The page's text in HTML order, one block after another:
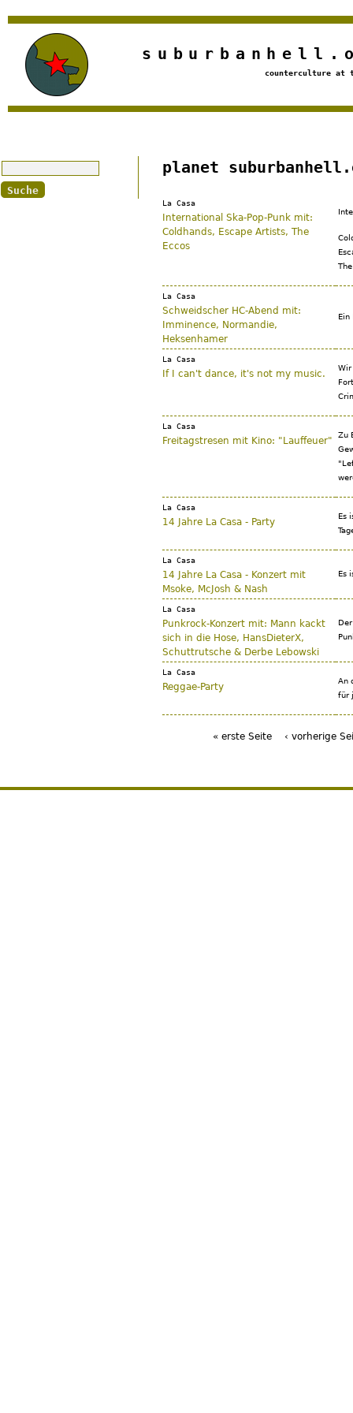
Jump to navigation
counterculture at
planet
La Casa
International Ska-Pop-Punk mit:
Coldhands, Escape Artists, The
Eccos
La Casa
Schweidscher HC-Abend mit:
Imminence, Normandie,
Heksenhamer
Ein
La Casa
If I can't dance, it's not my music.
Wir
La Casa
Freitagstresen mit Kino: "Lauffeuer"
Zu
La Casa
14 Jahre La Casa - Party
Es
La Casa
14 Jahre La Casa - Konzert mit
Msoke, McJosh & Nash
Es
La Casa
Punkrock-Konzert mit: Mann kackt
sich in die Hose, HansDieterX,
Schuttrutsche & Derbe Lebowski
La Casa
Reggae-Party
An
für
« erste Seite ‹ vorherige
Suche